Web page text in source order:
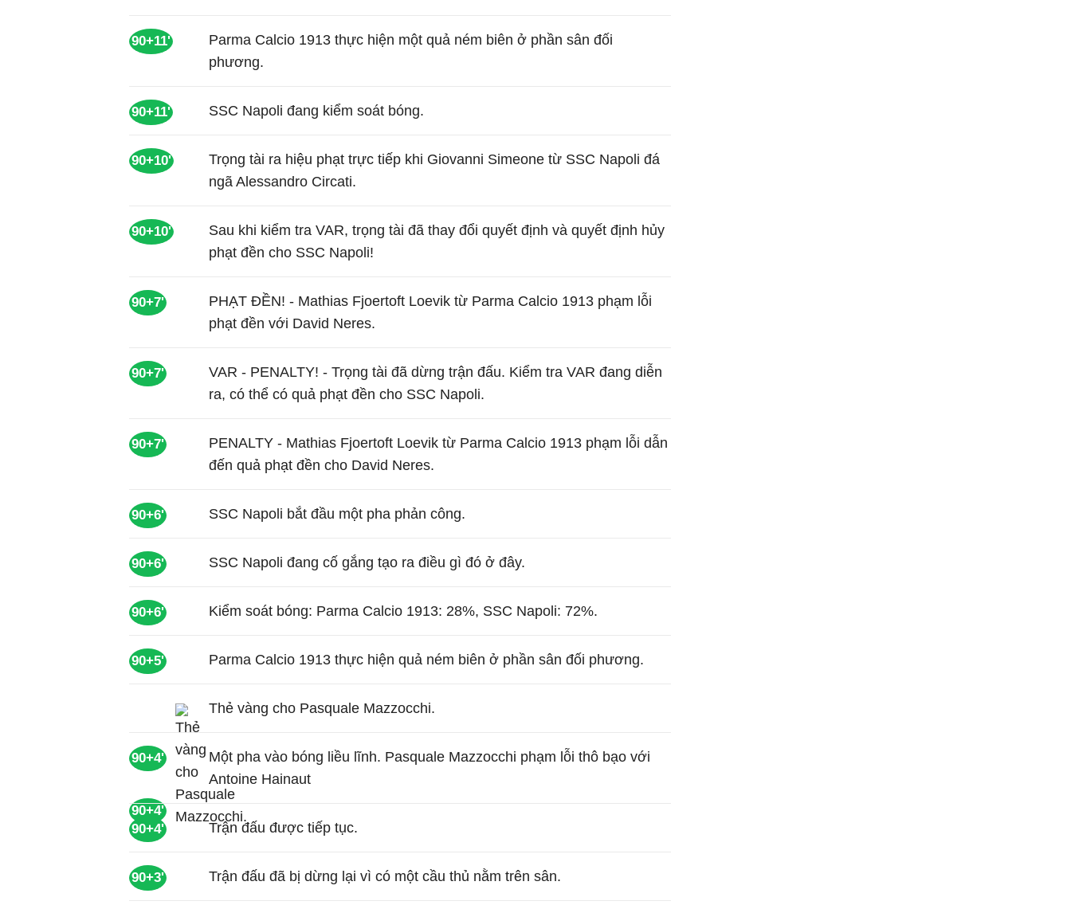
90+11'
Parma Calcio 1913 thực hiện một quả ném biên ở phần sân đối
phương.
90+11' SSC Napoli đang kiểm soát bóng.
90+10'
Trọng tài ra hiệu phạt trực tiếp khi Giovanni Simeone từ SSC Napoli đá
ngã Alessandro Circati.
90+10'
Sau khi kiểm tra VAR, trọng tài đã thay đổi quyết định và quyết định hủy
phạt đền cho SSC Napoli!
90+7'
PHẠT ĐỀN! - Mathias Fjoertoft Loevik từ Parma Calcio 1913 phạm lỗi
phạt đền với David Neres.
90+7'
VAR - PENALTY! - Trọng tài đã dừng trận đấu. Kiểm tra VAR đang diễn
ra, có thể có quả phạt đền cho SSC Napoli.
90+7'
PENALTY - Mathias Fjoertoft Loevik từ Parma Calcio 1913 phạm lỗi dẫn
đến quả phạt đền cho David Neres.
90+6' SSC Napoli bắt đầu một pha phản công.
90+6' SSC Napoli đang cố gắng tạo ra điều gì đó ở đây.
90+6' Kiểm soát bóng: Parma Calcio 1913: 28%, SSC Napoli: 72%.
90+5' Parma Calcio 1913 thực hiện quả ném biên ở phần sân đối phương.
90+4'
Thẻ vàng cho Pasquale Mazzocchi.
90+4'
Một pha vào bóng liều lĩnh. Pasquale Mazzocchi phạm lỗi thô bạo với
Antoine Hainaut
90+4' Trận đấu được tiếp tục.
90+3' Trận đấu đã bị dừng lại vì có một cầu thủ nằm trên sân.